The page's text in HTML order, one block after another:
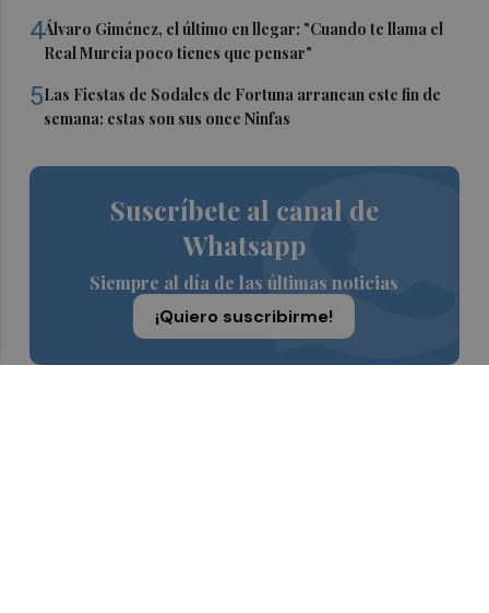
4Álvaro Giménez, el último en llegar: "Cuando te llama el
Real Murcia poco tienes que pensar"
5Las Fiestas de Sodales de Fortuna arrancan este fin de
semana: estas son sus once Ninfas
Suscríbete al canal de
Whatsapp
Siempre al día de las últimas noticias
¡Quiero suscribirme!